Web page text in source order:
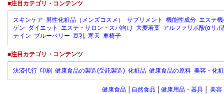
■注目カテゴリ・コンテンツ
スキンケア 男性化粧品（メンズコスメ） サプリメント 機能性成分 エステ
ゲン ダイエット エステ・サロン・スパ向け 大麦若葉 アルファリポ酸(αリポ
テイン ブルーベリー 豆乳 寒天 車椅子
■注目カテゴリ・コンテンツ
決済代行 印刷 健康食品の製造(受託製造) 化粧品 健康食品の原料 美容・化
健康食品 自然食品 健康用品・器具 美容